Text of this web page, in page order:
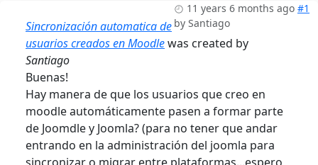
11 years 6 months ago #1
by Santiago
Sincronización automatica de
usuarios creados en Moodlewas created by
Santiago
Buenas!
Hay manera de que los usuarios que creo en
moodle automáticamente pasen a formar parte
de Joomdle y Joomla? (para no tener que andar
entrando en la administración del joomla para